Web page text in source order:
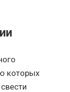
которых